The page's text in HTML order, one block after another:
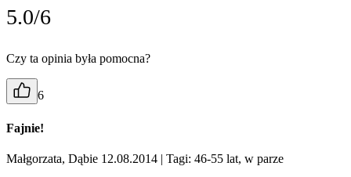
5.0/6
Czy ta opinia była pomocna?
6
Fajnie!
Małgorzata, Dąbie 12.08.2014 | Tagi: 46-55 lat, w parze